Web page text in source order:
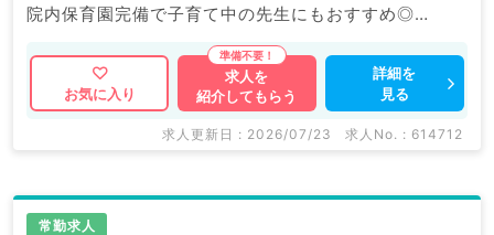
院内保育園完備で子育て中の先生にもおすすめ◎
福利厚生充実の大手グループ病院でのご勤務です。
マイナビDOCTORでは病院やクリニックなどの医療機
関求人はもちろんのこと、
求人内容の詳細等はお気軽にお問合せ下さい。
お気に入り
求人を
紹介してもらう
詳細を
見る
求人更新日 : 2026/07/23 求人No. : 614712
常勤求人